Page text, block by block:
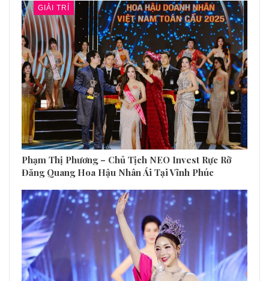
GIẢI TRÍ
Phạm Thị Phương – Chủ Tịch NEO Invest Rực Rỡ
Đăng Quang Hoa Hậu Nhân Ái Tại Vĩnh Phúc